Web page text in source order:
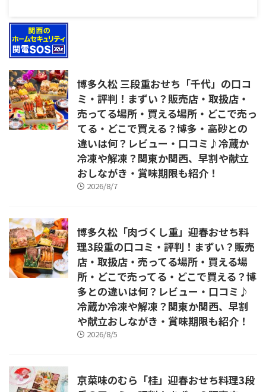
博多久松 三段重おせち「千代」の口コ
ミ・評判！まずい？販売店・取扱店・
売ってる場所・買える場所・どこで売っ
てる・どこで買える？博多・高砂との
違いは何？レビュー・口コミ♪冷蔵か
冷凍や解凍？関東か関西、早割や献立
おしながき・賞味期限も紹介！
2026/8/7
博多久松「肉づくし重」迎春おせち料
理3段重の口コミ・評判！まずい？販売
店・取扱店・売ってる場所・買える場
所・どこで売ってる・どこで買える？博
多との違いは何？レビュー・口コミ♪
冷蔵か冷凍や解凍？関東か関西、早割
や献立おしながき・賞味期限も紹介！
2026/8/5
京菜味のむら「桂」迎春おせち料理3段